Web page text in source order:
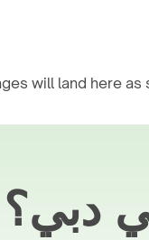
will land here as